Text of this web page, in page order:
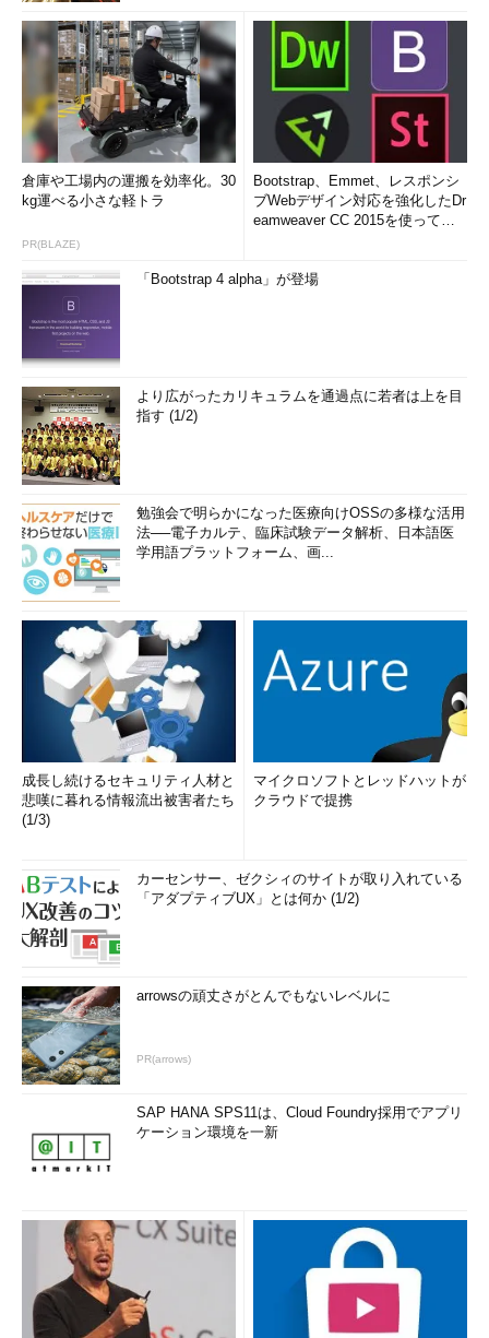
倉庫や工場内の運搬を効率化。30
kg運べる小さな軽トラ
PR(BLAZE)
Bootstrap、Emmet、レスポンシ
ブWebデザイン対応を強化したDr
eamweaver CC 2015を使って
「Bootstrap 4 alpha」が登場
より広がったカリキュラムを通過点に若者は上を目
指す (1/2)
勉強会で明らかになった医療向けOSSの多様な活用
法──電子カルテ、臨床試験データ解析、日本語医
学用語プラットフォーム、画...
成長し続けるセキュリティ人材と
悲嘆に暮れる情報流出被害者たち
(1/3)
マイクロソフトとレッドハットが
クラウドで提携
カーセンサー、ゼクシィのサイトが取り入れている
「アダプティブUX」とは何か (1/2)
arrowsの頑丈さがとんでもないレベルに
PR(arrows)
SAP HANA SPS11は、Cloud Foundry採用でアプリ
ケーション環境を一新